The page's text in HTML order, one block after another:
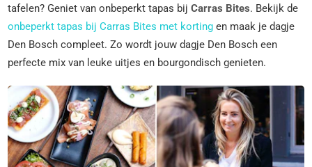
tafelen? Geniet van onbeperkt tapas bijCarras Bites. Bekijk de
onbeperkt tapas bij Carras Bites met korting en maak je dagje
Den Bosch compleet. Zo wordt jouw dagje Den Bosch een
perfecte mix van leuke uitjes en bourgondisch genieten.